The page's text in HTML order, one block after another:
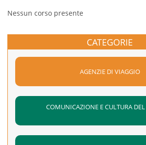
Nessun corso presente
CATEGORIE
AGENZIE DI VIAGGIO
COMUNICAZIONE E CULTURA